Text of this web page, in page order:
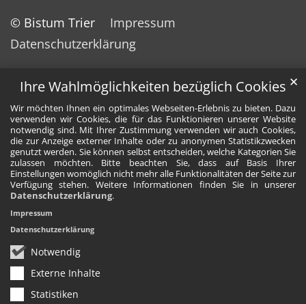
Ihre Wahlmöglichkeiten bezüglich Cookies
Wir möchten Ihnen ein optimales Webseiten-Erlebnis zu bieten. Dazu
verwenden wir Cookies, die für das Funktionieren unserer Website
notwendig sind. Mit Ihrer Zustimmung verwenden wir auch Cookies,
die zur Anzeige externer Inhalte oder zu anonymen Statistikzwecken
genutzt werden. Sie können selbst entscheiden, welche Kategorien Sie
zulassen möchten. Bitte beachten Sie, dass auf Basis Ihrer
Einstellungen womöglich nicht mehr alle Funktionalitäten der Seite zur
Verfügung stehen. Weitere Informationen finden Sie in unserer
Datenschutzerklärung.
Notwendig
Externe Inhalte
Statistiken
✕
Impressum
Datenschutzerklärung
© Bistum Trier
Impressum
Datenschutzerklärung